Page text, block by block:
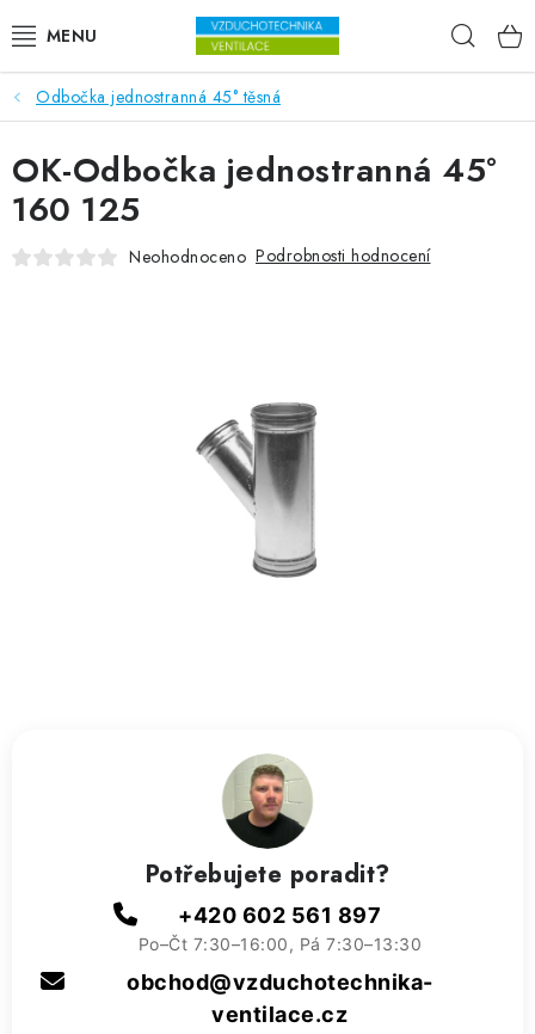
VENTILÁTORY
VZDUCHOTECHNIKA
REKUPERACE
Kontakty
Odbočka jednostranná 45° těsná
OK-Odbočka jednostranná 45°
160 125
Neohodnoceno Podrobnosti hodnocení
Potřebujete poradit?
+420 602 561 897
Po–Čt 7:30–16:00, Pá 7:30–13:30
obchod@vzduchotechnika-
ventilace.cz